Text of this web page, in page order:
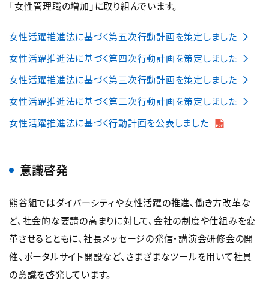
「女性管理職の増加」に取り組んでいます。
女性活躍推進法に基づく第五次行動計画を策定しました
女性活躍推進法に基づく第四次行動計画を策定しました
女性活躍推進法に基づく第三次行動計画を策定しました
女性活躍推進法に基づく第二次行動計画を策定しました
女性活躍推進法に基づく行動計画を公表しました
意識啓発
熊谷組ではダイバーシティや女性活躍の推進、働き方改革な
ど、社会的な要請の高まりに対して、会社の制度や仕組みを変
革させるとともに、社長メッセージの発信・講演会研修会の開
催、ポータルサイト開設など、さまざまなツールを用いて社員
の意識を啓発しています。